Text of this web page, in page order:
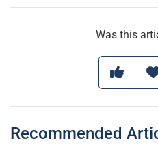
Was this
Recommended